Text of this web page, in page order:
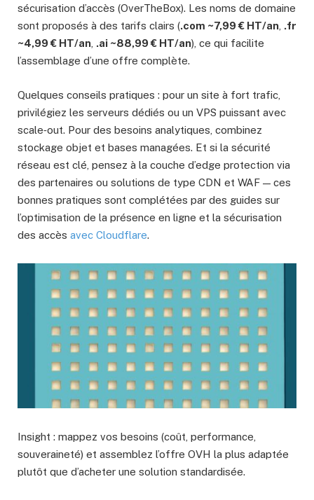
sécurisation d’accès (OverTheBox). Les noms de domaine
sont proposés à des tarifs clairs (.com ~7,99 € HT/an, .fr
~4,99 € HT/an, .ai ~88,99 € HT/an), ce qui facilite
l’assemblage d’une offre complète.
Quelques conseils pratiques : pour un site à fort trafic,
privilégiez les serveurs dédiés ou un VPS puissant avec
scale‑out. Pour des besoins analytiques, combinez
stockage objet et bases managées. Et si la sécurité
réseau est clé, pensez à la couche d’edge protection via
des partenaires ou solutions de type CDN et WAF — ces
bonnes pratiques sont complétées par des guides sur
l’optimisation de la présence en ligne et la sécurisation
des accès avec Cloudflare.
Insight : mappez vos besoins (coût, performance,
souveraineté) et assemblez l’offre OVH la plus adaptée
plutôt que d’acheter une solution standardisée.